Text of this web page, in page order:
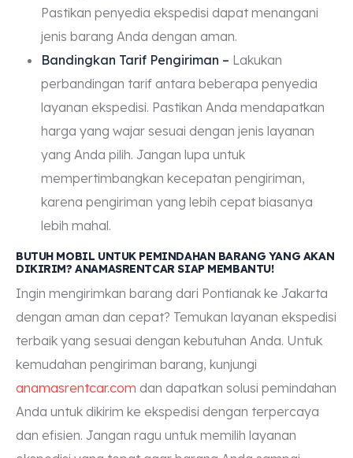
Pastikan penyedia ekspedisi dapat menangani
jenis barang Anda dengan aman.
Bandingkan Tarif Pengiriman – Lakukan
perbandingan tarif antara beberapa penyedia
layanan ekspedisi. Pastikan Anda mendapatkan
harga yang wajar sesuai dengan jenis layanan
yang Anda pilih. Jangan lupa untuk
mempertimbangkan kecepatan pengiriman,
karena pengiriman yang lebih cepat biasanya
lebih mahal.
BUTUH MOBIL UNTUK PEMINDAHAN BARANG YANG AKAN
DIKIRIM? ANAMASRENTCAR SIAP MEMBANTU!
Ingin mengirimkan barang dari Pontianak ke Jakarta
dengan aman dan cepat? Temukan layanan ekspedisi
terbaik yang sesuai dengan kebutuhan Anda. Untuk
kemudahan pengiriman barang, kunjungi
anamasrentcar.com dan dapatkan solusi pemindahan
Anda untuk dikirim ke ekspedisi dengan terpercaya
dan efisien. Jangan ragu untuk memilih layanan